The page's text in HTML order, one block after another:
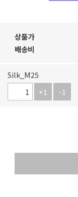
상품가
배송비
Silk_M25
+1
-1